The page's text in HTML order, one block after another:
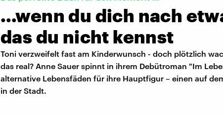
…wenn du dich nach
das du nicht kennst
Toni verzweifelt fast am Kinderwunsch - doch plötzlich
das real? Anne Sauer spinnt in ihrem Debütroman "Im
alternative Lebensfäden für ihre Hauptfigur – einen auf
in der Stadt.